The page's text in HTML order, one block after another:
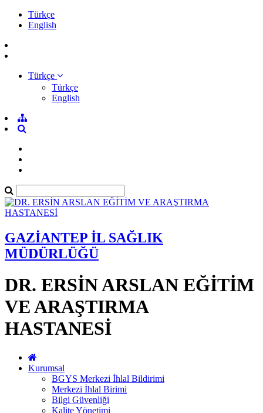
Türkçe
English
Türkçe
Türkçe
English
GAZİANTEP İL SAĞLIK
MÜDÜRLÜĞÜ
DR. ERSİN ARSLAN EĞİTİM
VE ARAŞTIRMA
HASTANESİ
Kurumsal
BGYS Merkezi İhlal Bildirimi
Merkezi İhlal Birimi
Bilgi Güvenliği
Kalite Yönetimi